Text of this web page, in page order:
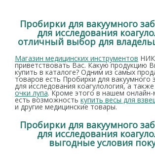
Пробирки для вакуумного
для исследования
отличный выбор для
Магазин медицинских инструментов
приветствовать Вас. Какую продукцию
купить в каталоге? Одним из самых
товаров есть Пробирки для вакуумного
для исследования коагулология, а также
очки лупа. Кроме этого в нашем онлайн-
есть возможность купить весы для
и другие медицинские товары.
Пробирки для вакуумного
для исследования
выгодные условия